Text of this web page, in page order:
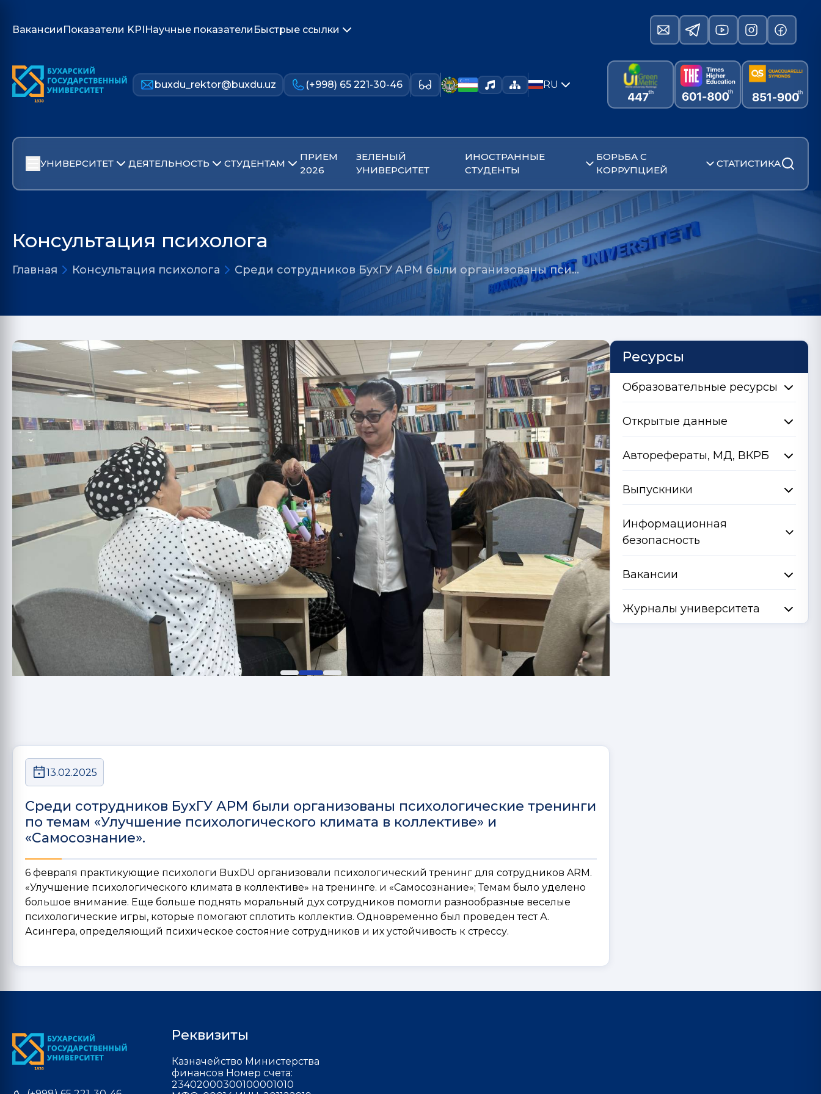
Вакансии Показатели KPIНаучные показатели Быстрые ссылки
buxdu_rektor@buxdu.uz (+998) 65 221-30-46 RU
УНИВЕРСИТЕТ ДЕЯТЕЛЬНОСТЬ СТУДЕНТАМ
ПРИЕМ
2026
ЗЕЛЕНЫЙ
УНИВЕРСИТЕТ
ИНОСТРАННЫЕ
СТУДЕНТЫ
БОРЬБА С
КОРРУПЦИЕЙ
СТАТИСТИКА
Консультация психолога
Главная Консультация психолога Среди сотрудников БухГУ АРМ были организованы пси…
13.02.2025
Среди сотрудников БухГУ АРМ были организованы психологические тренинги
по темам «Улучшение психологического климата в коллективе» и
«Самосознание».
6 февраля практикующие психологи BuxDU организовали психологический тренинг для сотрудников ARM.
«Улучшение психологического климата в коллективе» на тренинге. и «Самосознание»; Темам было уделено
большое внимание. Еще больше поднять моральный дух сотрудников помогли разнообразные веселые
психологические игры, которые помогают сплотить коллектив. Одновременно был проведен тест А.
Асингера, определяющий психическое состояние сотрудников и их устойчивость к стрессу.
Ресурсы
Образовательные ресурсы
Открытые данные
Авторефераты, МД, ВКРБ
Выпускники
Информационная
безопасность
Вакансии
Журналы университета
Реквизиты
Казначейство Министерства
финансов Номер счета:
23402000300100001010